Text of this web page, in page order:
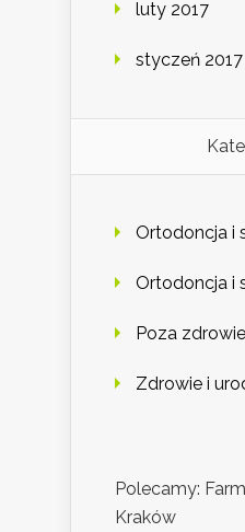
luty 2017
styczeń 2017
Ortodoncja i
Ortodoncja i
Poza
Zdrowie i
Polecamy:
Kraków